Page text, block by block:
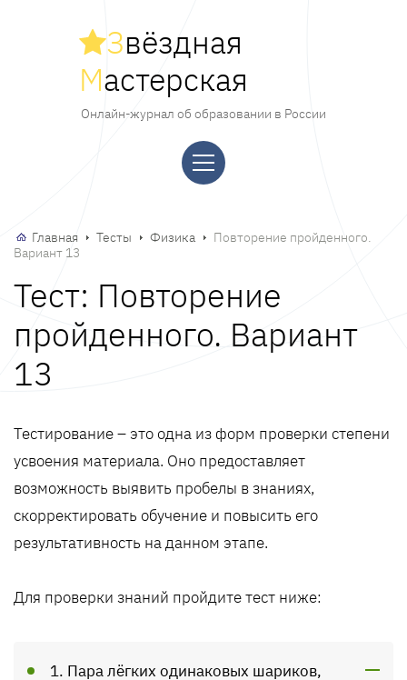
Звёздная
Мастерская
Онлайн-журнал об образовании в России
Главная Тесты Физика
Повторение пройденного.
Вариант 13
Тест: Повторение
пройденного. Вариант
13
Тестирование – это одна из форм проверки степени
усвоения материала. Оно предоставляет
возможность выявить пробелы в знаниях,
скорректировать обучение и повысить его
результативность на данном этапе.
Для проверки знаний пройдите тест ниже:
1. Пара лёгких одинаковых шариков,